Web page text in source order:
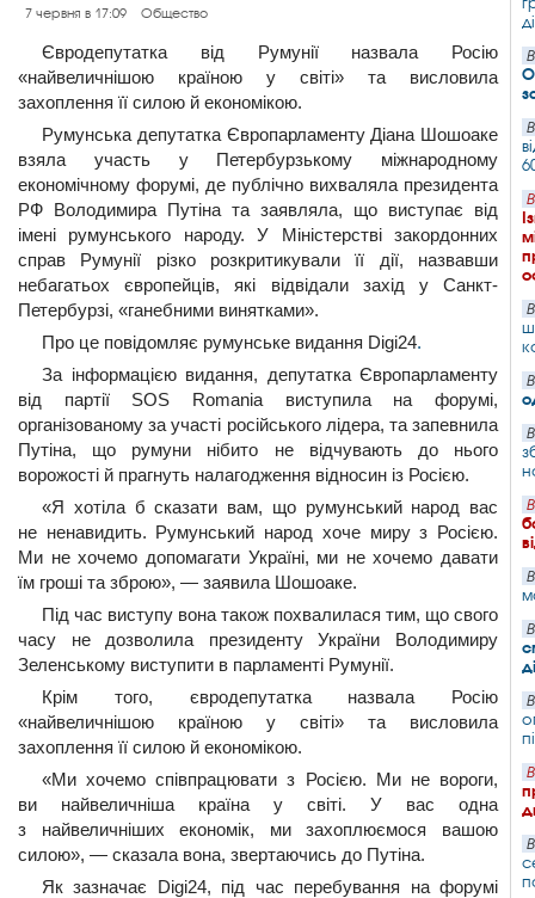
7 червня в 17:09 Общество
Євродепутатка від Румунії назвала Росію
«найвеличнішою країною у світі» та висловила
захоплення її силою й економікою.
Румунська депутатка Європарламенту Діана Шошоаке
взяла участь у Петербурзькому міжнародному
економічному форумі, де публічно вихваляла президента
РФ Володимира Путіна та заявляла, що виступає від
імені румунського народу. У Міністерстві закордонних
справ Румунії різко розкритикували її дії, назвавши
небагатьох європейців, які відвідали захід у Санкт-
Петербурзі, «ганебними винятками».
Про це повідомляє румунське видання Digi24.
За інформацією видання, депутатка Європарламенту
від партії SOS Romania виступила на форумі,
організованому за участі російського лідера, та запевнила
Путіна, що румуни нібито не відчувають до нього
ворожості й прагнуть налагодження відносин із Росією.
«Я хотіла б сказати вам, що румунський народ вас
не ненавидить. Румунський народ хоче миру з Росією.
Ми не хочемо допомагати Україні, ми не хочемо давати
їм гроші та зброю», — заявила Шошоаке.
Під час виступу вона також похвалилася тим, що свого
часу не дозволила президенту України Володимиру
Зеленському виступити в парламенті Румунії.
Крім того, євродепутатка назвала Росію
«найвеличнішою країною у світі» та висловила
захоплення її силою й економікою.
«Ми хочемо співпрацювати з Росією. Ми не вороги,
ви найвеличніша країна у світі. У вас одна
з найвеличніших економік, ми захоплюємося вашою
силою», — сказала вона, звертаючись до Путіна.
Як зазначає Digi24, під час перебування на форумі